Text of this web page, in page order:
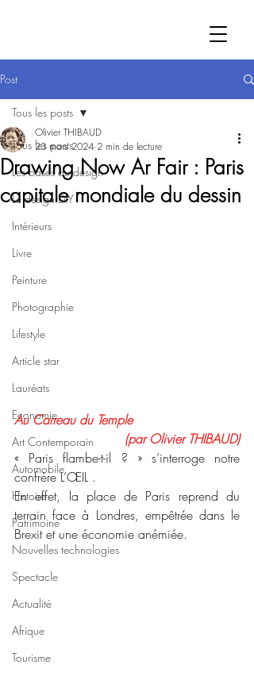
Post
Tous les posts
Les bases du design
Le design DIY
Intérieurs
Livre
Peinture
Photographie
Lifestyle
Article star
Lauréats
Economie
Art Contemporain
Automobile
Histoire
Patrimoine
Nouvelles technologies
Spectacle
Actualité
Afrique
Tourisme
Tous les posts
Drawing Now Ar Fair : Paris
capitale mondiale du dessin
Olivier THIBAUD
23 mars 2024 2 min de lecture
Au Carreau du Temple
(par Olivier THIBAUD)
« Paris flambe-t-il ? » s’interroge notre
confrère L’ŒIL .
En effet, la place de Paris reprend du
terrain face à Londres, empêtrée dans le
Brexit et une économie anémiée.